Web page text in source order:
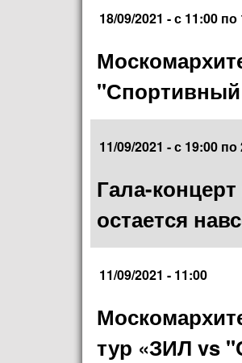
18/09/2021 -с 11:00 по
"Спортивный
11/09/2021 -с 19:00 по
Гала-
остается
11/09/2021 - 11:00
тур «ЗИЛ vs